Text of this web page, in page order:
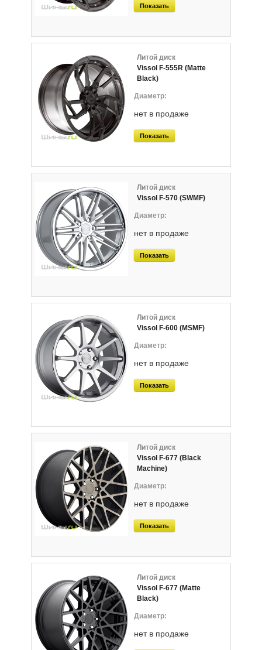
Показать
Литой диск
Vissol F-555R (Matte
Black)
нет в продаже
Показать
Литой диск
Vissol F-570 (SWMF)
нет в продаже
Показать
Литой диск
Vissol F-600 (MSMF)
нет в продаже
Показать
Литой диск
Vissol F-677 (Black
Machine)
нет в продаже
Показать
Литой диск
Vissol F-677 (Matte
Black)
нет в продаже